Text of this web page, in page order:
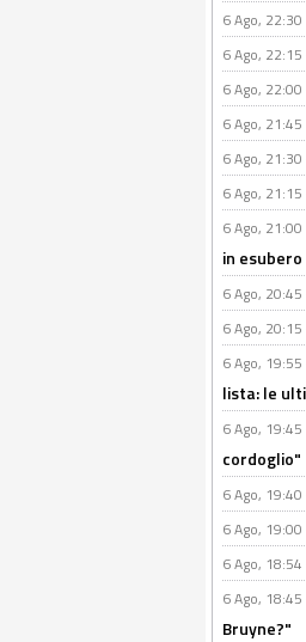
6 Ago,
6 Ago,
6 Ago,
6 Ago,
6 Ago,
6 Ago,
6 Ago,
in esubero
6 Ago,
6 Ago,
6 Ago,
lista: le
6 Ago,
cordoglio"
6 Ago,
6 Ago,
6 Ago,
6 Ago,
Bruyne?"